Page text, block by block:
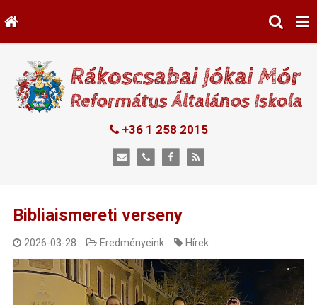
+36 1 258 2015
Bibliaismereti verseny
2026-03-28 Eredményeink Hírek